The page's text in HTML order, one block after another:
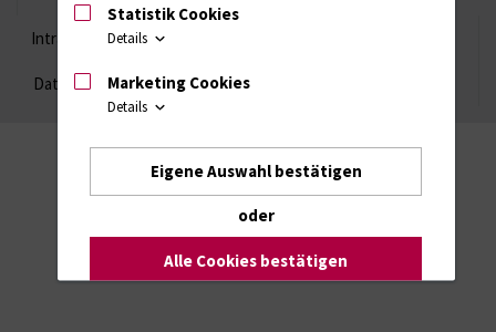
Intranet Login (für Studenten)
Datenschutzhinweise Barrierefreiheit
Statistik Cookies
Details
Marketing Cookies
Details
Eigene Auswahl bestätigen
oder
Alle Cookies bestätigen